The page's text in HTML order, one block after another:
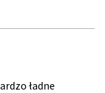
ładne